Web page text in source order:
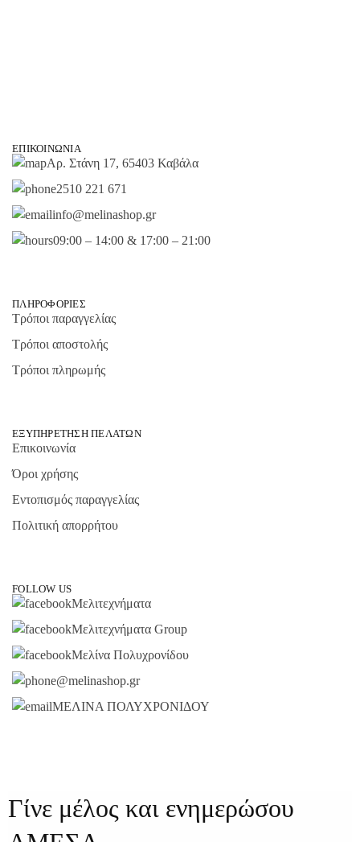
ΕΠΙΚΟΙΝΩΝΊΑ
Αρ. Στάνη 17, 65403 Καβάλα
2510 221 671
info@melinashop.gr
09:00 – 14:00 & 17:00 – 21:00
ΠΛΗΡΟΦΟΡΊΕΣ
Τρόποι παραγγελίας
Τρόποι αποστολής
Τρόποι πληρωμής
ΕΞΥΠΗΡΈΤΗΣΗ ΠΕΛΑΤΏΝ
Επικοινωνία
Όροι χρήσης
Εντοπισμός παραγγελίας
Πολιτική απορρήτου
FOLLOW US
Μελιτεχνήματα
Μελιτεχνήματα Group
Μελίνα Πολυχρονίδου
@melinashop.gr
ΜΕΛΙΝΑ ΠΟΛΥΧΡΟΝΙΔΟΥ
Γίνε μέλος και ενημερώσου